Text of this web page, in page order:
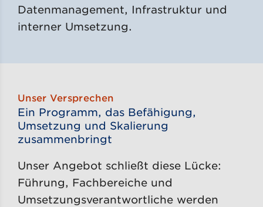
Datenmanagement, Infrastruktur und
interner Umsetzung.
Unser Versprechen
Ein Programm, das Befähigung,
Umsetzung und Skalierung
zusammenbringt
Unser Angebot schließt diese Lücke:
Führung, Fachbereiche und
Umsetzungsverantwortliche werden